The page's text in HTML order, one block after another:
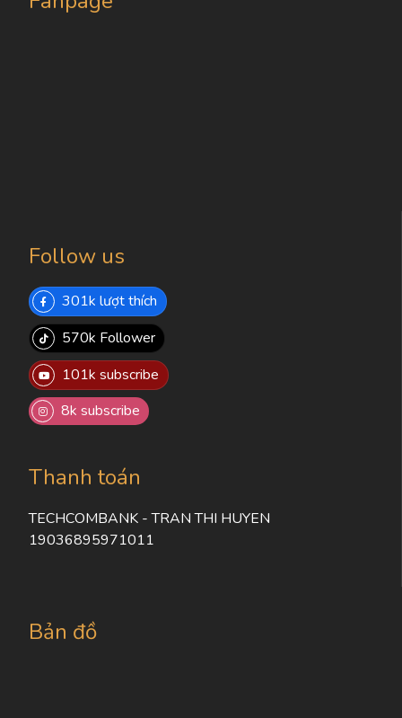
Follow us
301k lượt thích
570k Follower
101k subscribe
8k subscribe
Thanh toán
TECHCOMBANK - TRAN THI HUYEN
19036895971011
Bản đồ